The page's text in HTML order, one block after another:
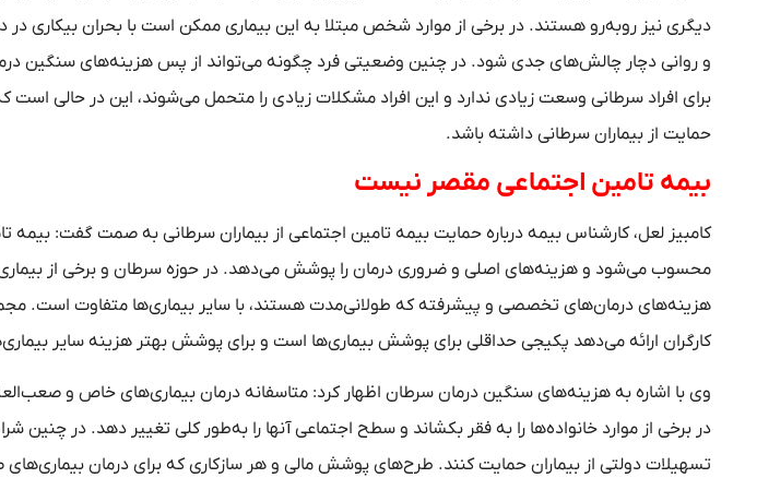
دیگری نیز روبه‌رو هستند. در برخی از موارد شخص مبتلا به این بیماری ممکن است با بحران بیکاری در
و روانی دچار چالش‌های جدی شود. در چنین وضعیتی فرد چگونه می‌تواند از پس هزینه‌های سنگین
برای افراد سرطانی وسعت زیادی ندارد و این افراد مشکلات زیادی را متحمل می‌شوند، این در حالی
حمایت از بیماران سرطانی داشته باشد.
بیمه تامین اجتماعی مقصر نیست
کامبیز لعل، کارشناس بیمه درباره حمایت بیمه تامین اجتماعی از بیماران سرطانی به صمت گفت: بیمه
محسوب می‌شود و هزینه‌های اصلی و ضروری درمان را پوشش می‌دهد. در حوزه سرطان و برخی از
هزینه‌های درمان‌های تخصصی و پیشرفته که طولانی‌مدت هستند، با سایر بیماری‌ها متفاوت است.
کارگران ارائه می‌دهد پکیجی حداقلی برای پوشش بیماری‌ها است و برای پوشش بهتر هزینه سایر
وی با اشاره به هزینه‌های سنگین درمان سرطان اظهار کرد: متاسفانه درمان بیماری‌های خاص و
در برخی از موارد خانواده‌ها را به فقر بکشاند و سطح اجتماعی آنها را به‌طور کلی تغییر دهد. در چنین
تسهیلات دولتی از بیماران حمایت کنند. طرح‌های پوشش مالی و هر سازکاری که برای درمان